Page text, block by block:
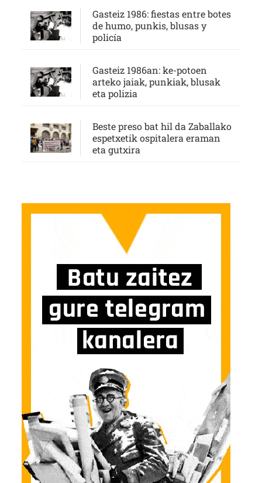
Gasteiz 1986: fiestas entre botes
de humo, punkis, blusas y
policía
Gasteiz 1986an: ke-potoen
arteko jaiak, punkiak, blusak
eta polizia
Beste preso bat hil da Zaballako
espetxetik ospitalera eraman
eta gutxira